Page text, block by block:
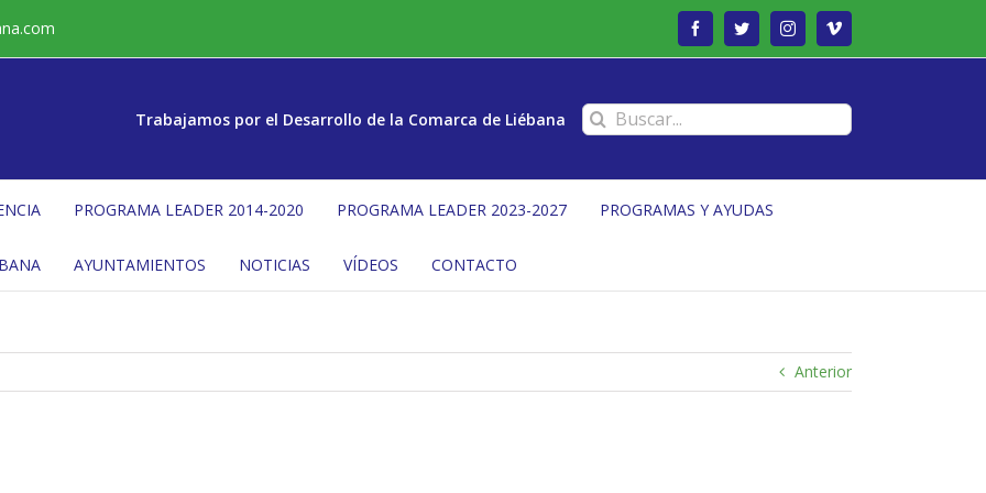
FacebookTwitterInstagramVimeo
Trabajamos por el Desarrollo de la Comarca de Liébana Buscar:
PROGRAMA LEADER 2014-2020 PROGRAMA LEADER 2023-2027 PROGRAMAS Y AYUDAS
AYUNTAMIENTOS NOTICIAS VÍDEOS CONTACTO
Anterior